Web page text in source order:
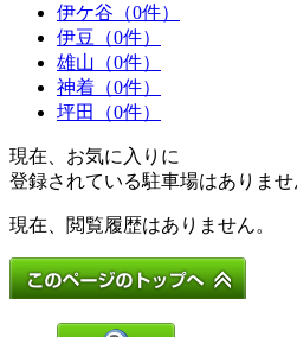
伊ケ谷（0件）
伊豆（0件）
雄山（0件）
神着（0件）
坪田（0件）
現在、お気に入りに
登録されている駐車場はありませ
現在、閲覧履歴はありません。